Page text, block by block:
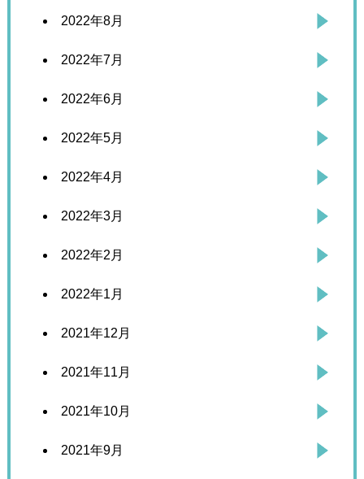
2022年8月
2022年7月
2022年6月
2022年5月
2022年4月
2022年3月
2022年2月
2022年1月
2021年12月
2021年11月
2021年10月
2021年9月